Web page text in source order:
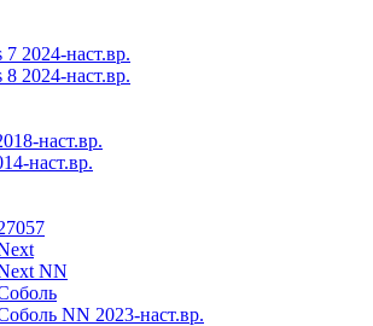
7 2024-наст.вр.
8 2024-наст.вр.
наст.вр.
наст.вр.
NN
NN 2023-наст.вр.